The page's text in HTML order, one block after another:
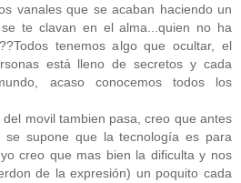
vanales que se acaban haciendo un
te clavan en el alma...quien no ha
tenemos algo que ocultar, el
está lleno de secretos y cada
acaso conocemos todos los
movil tambien pasa, creo que antes
se supone que la tecnología es para
creo que mas bien la dificulta y nos
de la expresión) un poquito cada